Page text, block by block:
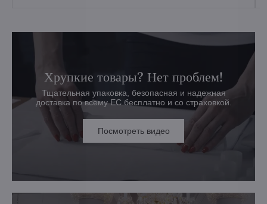
Хрупкие товары? Нет проблем!
Тщательная упаковка, безопасная и надежная
доставка по всему ЕС бесплатно и со страховкой.
Посмотреть видео